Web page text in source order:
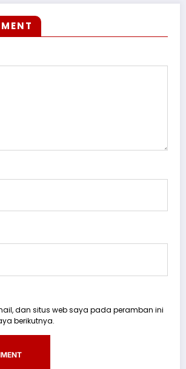
dan situs web saya pada peramban ini
berikutnya.